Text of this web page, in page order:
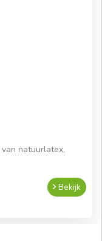
natuurlatex,
Bekijk